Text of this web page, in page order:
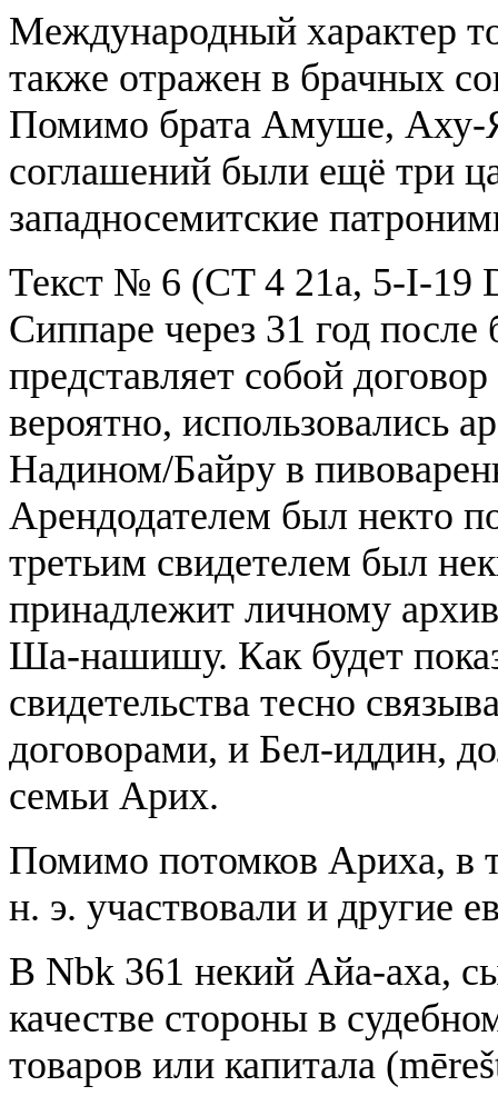
Международный характер
также отражен в брачных
Помимо брата Амуше, Аху-
соглашений были ещё три
западносемитские
Текст № 6 (CT 4 21a, 5-I-19
Сиппаре через 31 год
представляет собой
вероятно, использовались
Надином/Байру в
Арендодателем был некто
третьим свидетелем был
принадлежит личному
Ша-нашишу. Как будет
свидетельства тесно
договорами, и Бел-иддин,
семьи Арих.
Помимо потомков Ариха, в
н. э. участвовали и другие
В Nbk 361 некий Айа-аха,
качестве стороны в
товаров или капитала